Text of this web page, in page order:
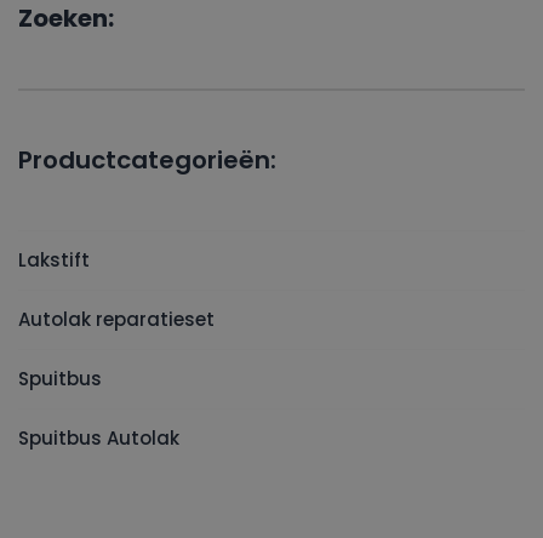
Zoeken:
Productcategorieën:
Lakstift
Autolak reparatieset
Spuitbus
Spuitbus Autolak